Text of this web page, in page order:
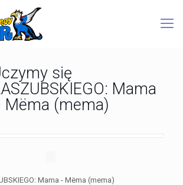
się
Mama
Mëma (mema)
Mama - Mëma (mema)